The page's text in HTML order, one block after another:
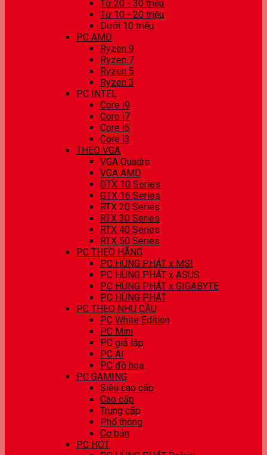
Từ 20 - 30 triệu
Từ 10 - 20 triệu
Dưới 10 triệu
PC AMD
Ryzen 9
Ryzen 7
Ryzen 5
Ryzen 3
PC INTEL
Core i9
Core i7
Core i5
Core i3
THEO VGA
VGA Quadro
VGA AMD
GTX 10 Series
GTX 16 Series
RTX 20 Series
RTX 30 Series
RTX 40 Series
RTX 50 Series
PC THEO HÃNG
PC HÙNG PHÁT x MSI
PC HÙNG PHÁT x ASUS
PC HÙNG PHÁT x GIGABYTE
PC HÙNG PHÁT
PC THEO NHU CẦU
PC White Edition
PC Mini
PC giả lập
PC AI
PC đồ hoạ
PC GAMING
Siêu cao cấp
Cao cấp
Trung cấp
Phổ thông
Cơ bản
PC HOT